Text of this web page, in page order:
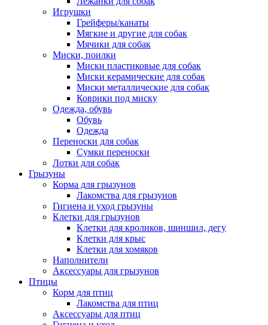
Игрушки
Грейферы/канаты
Мягкие и другие для собак
Мячики для собак
Миски, поилки
Миски пластиковые для собак
Миски керамические для собак
Миски металлические для собак
Коврики под миску
Одежда, обувь
Обувь
Одежда
Переноски для собак
Сумки переноски
Лотки для собак
Грызуны
Корма для грызунов
Лакомства для грызунов
Гигиена и уход грызуны
Клетки для грызунов
Клетки для кроликов, шиншил, дегу
Клетки для крыс
Клетки для хомяков
Наполнители
Аксессуары для грызунов
Птицы
Корм для птиц
Лакомства для птиц
Аксессуары для птиц